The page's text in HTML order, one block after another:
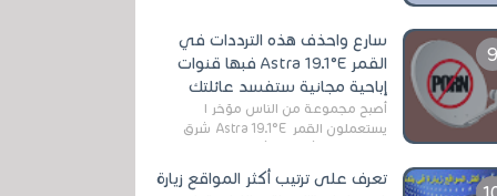
سارع واحذف هذه الترددات في
القمر Astra 19.1°E فبها قنوات
إباحية مجانية ستفسد عائلتك
أصبح مجموعة من الناس مؤخر ا
يستعملون القمر Astra 19.1°E شرق
قنوات مميزة جدا تنقل العديد من البرامج
اله...
تعرف على ترتيب أكثر المواقع زيارة